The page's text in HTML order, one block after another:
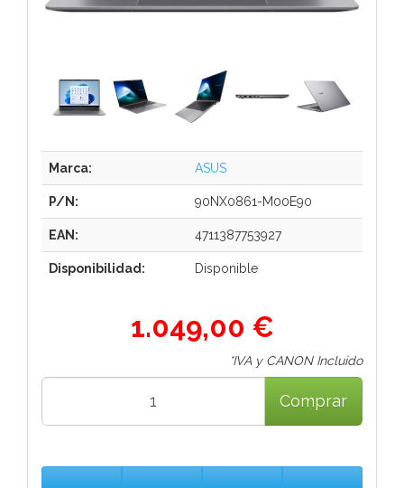
Marca: ASUS
P/N: 90NX0861-M00E90
EAN: 4711387753927
Disponibilidad: Disponible
1.049,00 €
*IVA y CANON Incluido
Comprar